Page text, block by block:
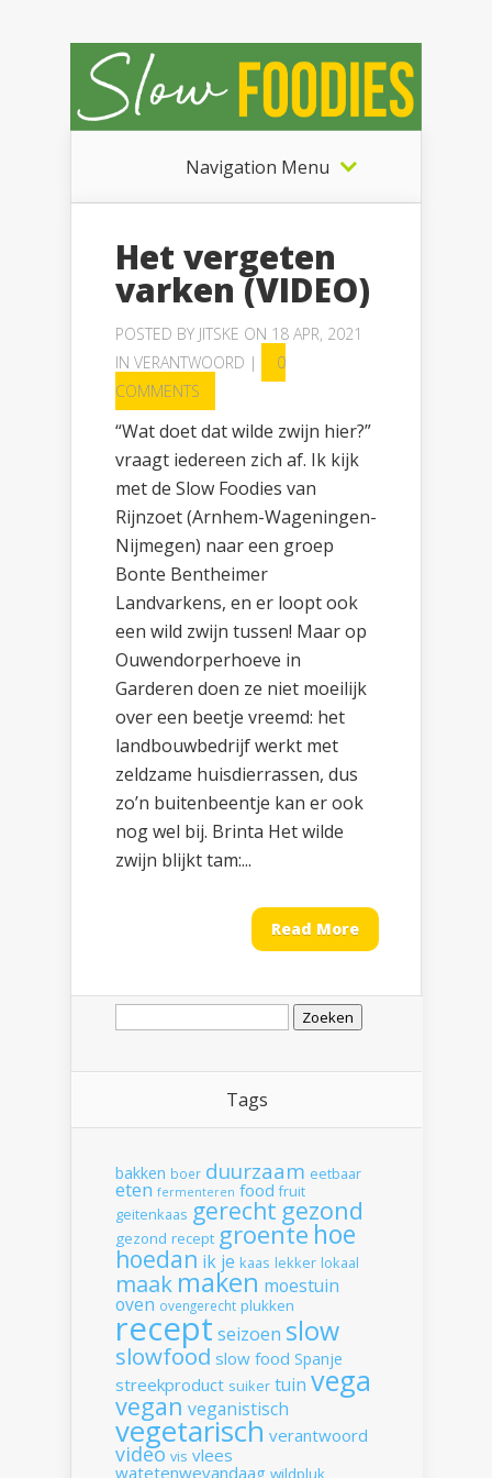
Navigation Menu
Het vergeten
varken (VIDEO)
POSTED BY JITSKE ON 18 APR, 2021
IN VERANTWOORD |
0
COMMENTS
“Wat doet dat wilde zwijn hier?”
vraagt iedereen zich af. Ik kijk
met de Slow Foodies van
Rijnzoet (Arnhem-Wageningen-
Nijmegen) naar een groep
Bonte Bentheimer
Landvarkens, en er loopt ook
een wild zwijn tussen! Maar op
Ouwendorperhoeve in
Garderen doen ze niet moeilijk
over een beetje vreemd: het
landbouwbedrijf werkt met
zeldzame huisdierrassen, dus
zo’n buitenbeentje kan er ook
nog wel bij. Brinta Het wilde
zwijn blijkt tam:...
Read More
Zoeken
Tags
bakken boer duurzaam eetbaar
eten fermenteren food fruit
geitenkaas gerecht gezond
gezond recept groente hoe
hoedan ik je kaas lekker lokaal
maak maken moestuin
oven ovengerecht plukken
recept seizoen slow
slowfood slow food Spanje
streekproduct suiker tuin vega
vegan veganistisch
vegetarisch verantwoord
video vis vlees
watetenwevandaag wildpluk